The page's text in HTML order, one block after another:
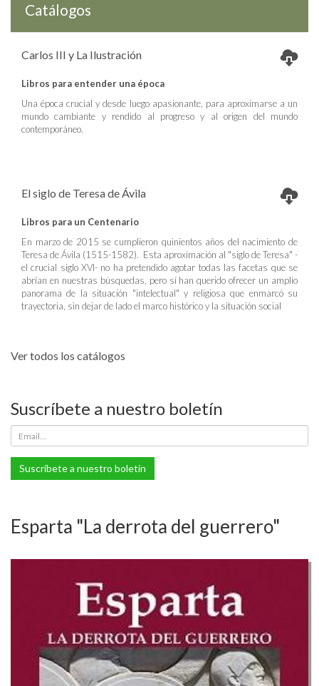
Catálogos
Carlos III y La Ilustración
Libros para entender una época
Una época crucial y desde luego apasionante, para aproximarse a un
mundo cambiante y rendido al progreso y al origen del mundo
contemporáneo.
El siglo de Teresa de Ávila
Libros para un Centenario
En marzo de 2015 se cumplieron quinientos años del nacimiento de
Teresa de Ávila (1515-1582). Esta aproximación al "siglo de Teresa" -
el crucial siglo XVI- no ha pretendido agotar todas las facetas que se
abrían en nuestras búsquedas, pero sí han querido ofrecer un amplio
panorama de la situación "intelectual" y religiosa que enmarcó su
trayectoria, sin dejar de lado el marco histórico y la situación social
Ver todos los catálogos
Suscríbete a nuestro boletín
Suscríbete a nuestro boletín
Esparta "La derrota del guerrero"